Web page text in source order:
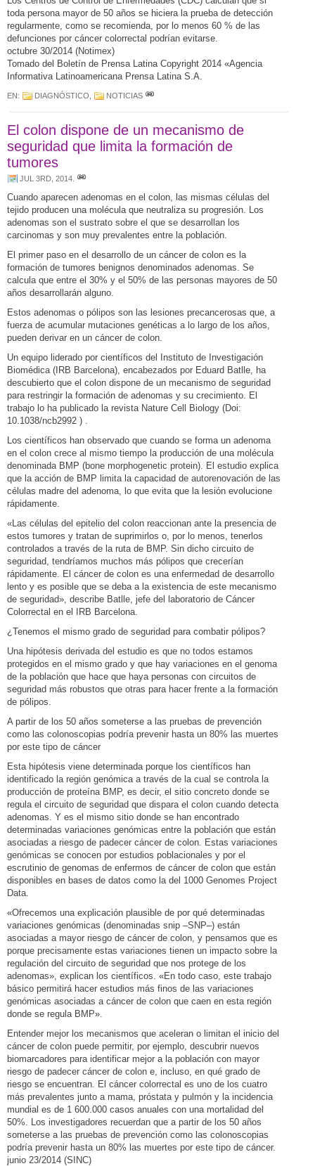
toda persona mayor de 50 años se hiciera la prueba de detección
regularmente, como se recomienda, por lo menos 60 % de las
defunciones por cáncer colorrectal podrían evitarse.
octubre 30/2014 (Notimex)
Tomado del Boletín de Prensa Latina Copyright 2014 «Agencia
Informativa Latinoamericana Prensa Latina S.A.
EN: DIAGNÓSTICO NOTICIAS
El colon dispone de un mecanismo de
seguridad que limita la formación de
tumores
JUL 3RD, 2014
Cuando aparecen adenomas en el colon, las mismas células del
tejido producen una molécula que neutraliza su progresión. Los
adenomas son el sustrato sobre el que se desarrollan los
carcinomas y son muy prevalentes entre la población.
El primer paso en el desarrollo de un cáncer de colon es la
formación de tumores benignos denominados adenomas. Se
calcula que entre el 30% y el 50% de las personas mayores de 50
años desarrollarán alguno.
Estos adenomas o pólipos son las lesiones precancerosas que, a
fuerza de acumular mutaciones genéticas a lo largo de los años,
pueden derivar en un cáncer de colon.
Un equipo liderado por científicos del Instituto de Investigación
Biomédica (IRB Barcelona), encabezados por Eduard Batlle, ha
descubierto que el colon dispone de un mecanismo de seguridad
para restringir la formación de adenomas y su crecimiento. El
trabajo lo ha publicado la revista Nature Cell Biology (Doi:
10.1038/ncb2992 ) .
Los científicos han observado que cuando se forma un adenoma
en el colon crece al mismo tiempo la producción de una molécula
denominada BMP (bone morphogenetic protein). El estudio explica
que la acción de BMP limita la capacidad de autorenovación de las
células madre del adenoma, lo que evita que la lesión evolucione
rápidamente.
«Las células del epitelio del colon reaccionan ante la presencia de
estos tumores y tratan de suprimirlos o, por lo menos, tenerlos
controlados a través de la ruta de BMP. Sin dicho circuito de
seguridad, tendríamos muchos más pólipos que crecerían
rápidamente. El cáncer de colon es una enfermedad de desarrollo
lento y es posible que se deba a la existencia de este mecanismo
de seguridad», describe Batlle, jefe del laboratorio de Cáncer
Colorrectal en el IRB Barcelona.
¿Tenemos el mismo grado de seguridad para combatir pólipos?
Una hipótesis derivada del estudio es que no todos estamos
protegidos en el mismo grado y que hay variaciones en el genoma
de la población que hace que haya personas con circuitos de
seguridad más robustos que otras para hacer frente a la formación
de pólipos.
A partir de los 50 años someterse a las pruebas de prevención
como las colonoscopias podría prevenir hasta un 80% las muertes
por este tipo de cáncer
Esta hipótesis viene determinada porque los científicos han
identificado la región genómica a través de la cual se controla la
producción de proteína BMP, es decir, el sitio concreto donde se
regula el circuito de seguridad que dispara el colon cuando detecta
adenomas. Y es el mismo sitio donde se han encontrado
determinadas variaciones genómicas entre la población que están
asociadas a riesgo de padecer cáncer de colon. Estas variaciones
genómicas se conocen por estudios poblacionales y por el
escrutinio de genomas de enfermos de cáncer de colon que están
disponibles en bases de datos como la del 1000 Genomes Project
Data.
«Ofrecemos una explicación plausible de por qué determinadas
variaciones genómicas (denominadas snip –SNP–) están
asociadas a mayor riesgo de cáncer de colon, y pensamos que es
porque precisamente estas variaciones tienen un impacto sobre la
regulación del circuito de seguridad que nos protege de los
adenomas», explican los científicos. «En todo caso, este trabajo
básico permitirá hacer estudios más finos de las variaciones
genómicas asociadas a cáncer de colon que caen en esta región
donde se regula BMP».
Entender mejor los mecanismos que aceleran o limitan el inicio del
cáncer de colon puede permitir, por ejemplo, descubrir nuevos
biomarcadores para identificar mejor a la población con mayor
riesgo de padecer cáncer de colon e, incluso, en qué grado de
riesgo se encuentran. El cáncer colorrectal es uno de los cuatro
más prevalentes junto a mama, próstata y pulmón y la incidencia
mundial es de 1 600.000 casos anuales con una mortalidad del
50%. Los investigadores recuerdan que a partir de los 50 años
someterse a las pruebas de prevención como las colonoscopias
podría prevenir hasta un 80% las muertes por este tipo de cáncer.
junio 23/2014 (SINC)